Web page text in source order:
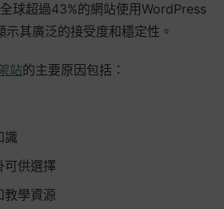
球超過43%的網站使用WordPress
其廣泛的接受度和穩定性。
站的主要原因包括：
識
可供選擇
教學資源